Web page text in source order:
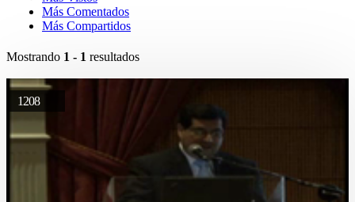
Más Comentados
Más Compartidos
Mostrando 1 - 1 resultados
1208